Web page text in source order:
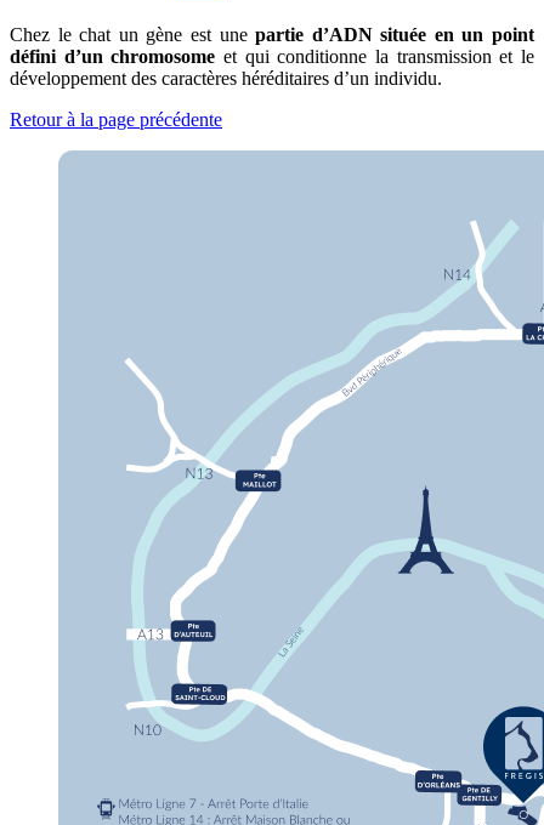
Chez le chat un gène est unepartie d’ADN située en un point
défini d’un chromosome et qui conditionne la transmission et le
développement des caractères héréditaires d’un individu.
Retour à la page précédente